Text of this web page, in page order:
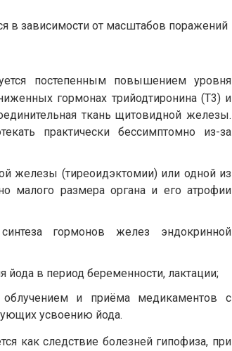
в зависимости от масштабов поражений
постепенным повышением уровня
гормонах трийодтиронина (Т3) и
ткань щитовидной железы.
практически бессимптомно из-за
железы (тиреоидэктомии) или одной из
малого размера органа и его атрофии
гормонов желез эндокринной
йода в период беременности, лактации;
облучением и приёма медикаментов с
усвоению йода.
как следствие болезней гипофиза, при